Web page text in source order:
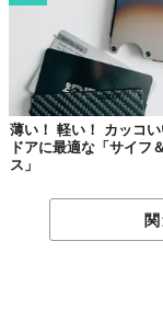
薄い！ 軽い！ カッコ
ドアに最適な「サイフ
ス」